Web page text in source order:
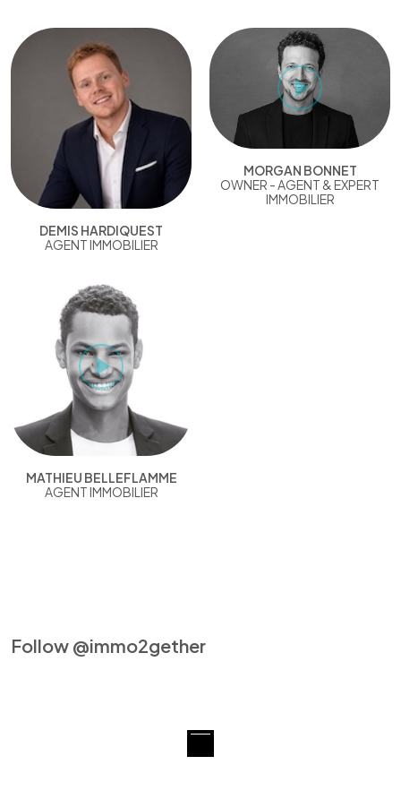
DEMIS HARDIQUEST
AGENT IMMOBILIER
MORGAN BONNET
OWNER - AGENT & EXPERT
IMMOBILIER
MATHIEU BELLEFLAMME
AGENT IMMOBILIER
Follow @immo2gether